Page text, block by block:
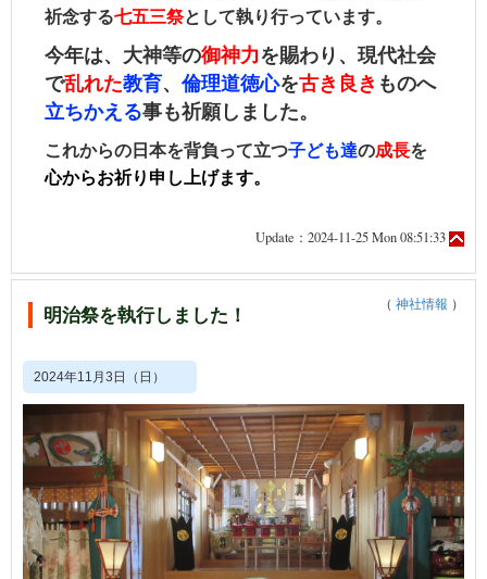
祈念する七五三祭として執り行っています。
今年は、 大神等の御神力 を賜わり、現代社会
で乱れた教育、倫理道徳心を古き良き ものへ
立ちかえる事も祈願しました。
これからの日本を背負って立つ子ども達の成長を
心からお祈り申し上げます。
Update：2024-11-25 Mon 08:51:33
明治祭を執行しました！ （ 神社情報 ）
2024年11月3日（日）